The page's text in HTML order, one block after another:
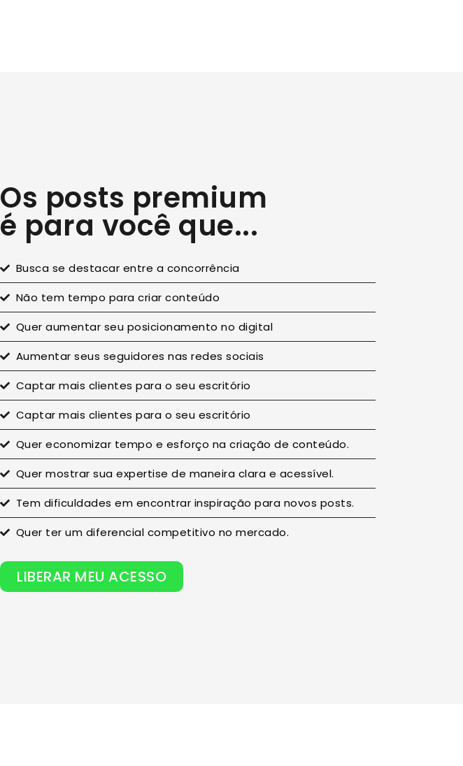
Os posts premium
é para você que...
Busca se destacar entre a concorrência
Não tem tempo para criar conteúdo
Quer aumentar seu posicionamento no digital
Aumentar seus seguidores nas redes sociais
Captar mais clientes para o seu escritório
Captar mais clientes para o seu escritório
Quer economizar tempo e esforço na criação de conteúdo.
Quer mostrar sua expertise de maneira clara e acessível.
Tem dificuldades em encontrar inspiração para novos posts.
Quer ter um diferencial competitivo no mercado.
LIBERAR MEU ACESSO